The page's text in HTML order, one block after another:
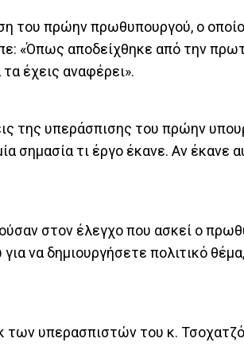
του πρώην πρωθυπουργού, ο
«Όπως αποδείχθηκε από την
έχεις αναφέρει».
της υπεράσπισης του πρώην
σημασία τι έργο έκανε. Αν έκανε
στον έλεγχο που ασκεί ο
να δημιουργήσετε πολιτικό
των υπερασπιστών του κ.